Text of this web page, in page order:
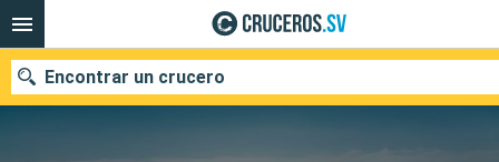
Encontrar un crucero